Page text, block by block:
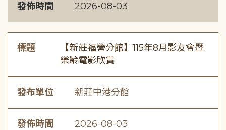
發佈時間 2026-08-03
標題
【新莊福營分館】115年8月影友會暨
樂齡電影欣賞
發布單位 新莊中港分館
發佈時間 2026-08-03